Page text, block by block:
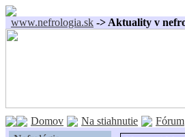
www.nefrologia.sk -> Aktuality v
Domov Na stiahnutie Fórum